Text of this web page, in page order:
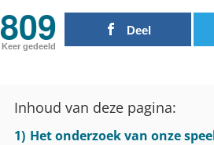
809
Keer gedeeld
Deel
Inhoud van deze pagina:
1) Het onderzoek van onze